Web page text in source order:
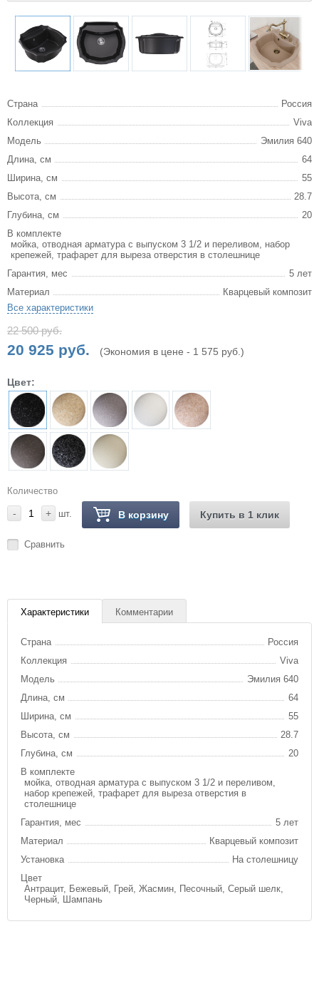
Страна
Россия
Коллекция
Viva
Модель
Эмилия 640
Длина, см
64
Ширина, см
55
Высота, см
28.7
Глубина, см
20
В комплекте
мойка, отводная арматура с выпуском 3 1/2 и переливом, набор
крепежей, трафарет для выреза отверстия в столешнице
Гарантия, мес
5 лет
Материал
Кварцевый композит
Все характеристики
22 500 руб.
20 925 руб. (Экономия в цене - 1 575 руб.)
Цвет:
Количество
- + шт. В корзину Купить в 1 клик
Сравнить
Характеристики Комментарии
Страна
Россия
Коллекция
Viva
Модель
Эмилия 640
Длина, см
64
Ширина, см
55
Высота, см
28.7
Глубина, см
20
В комплекте
мойка, отводная арматура с выпуском 3 1/2 и переливом,
набор крепежей, трафарет для выреза отверстия в
столешнице
Гарантия, мес
5 лет
Материал
Кварцевый композит
Установка
На столешницу
Цвет
Антрацит, Бежевый, Грей, Жасмин, Песочный, Серый шелк,
Черный, Шампань